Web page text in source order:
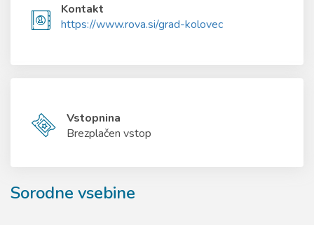
Kontakt
https://www.rova.si/grad-kolovec
Vstopnina
Brezplačen vstop
Sorodne vsebine